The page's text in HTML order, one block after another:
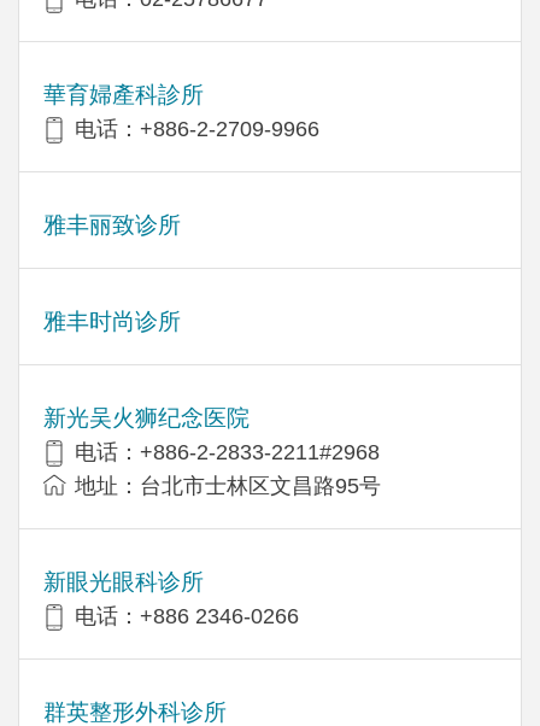
華育婦產科診所
电话：+886-2-2709-9966
雅丰丽致诊所
雅丰时尚诊所
新光吴火狮纪念医院
电话：+886-2-2833-2211#2968
地址：台北市士林区文昌路95号
新眼光眼科诊所
电话：+886 2346-0266
群英整形外科诊所